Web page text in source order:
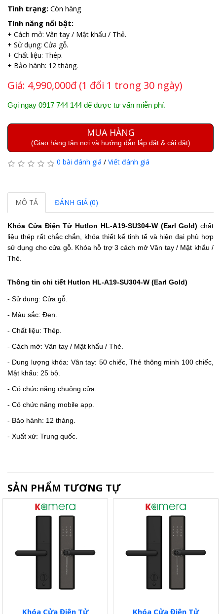
Tình trạng: Còn hàng
Tính năng nổi bật:
+ Cách mở: Vân tay / Mật khẩu / Thẻ.
+ Sử dụng: Cửa gỗ.
+ Chất liệu: Thép.
+ Bảo hành: 12 tháng.
Giá: 4,990,000đ (1 đổi 1 trong 30 ngày)
Gọi ngay 0917 744 144 để được tư vấn miễn phí.
MUA HÀNG
(Giao hàng tận nơi và hướng dẫn lắp đặt & cài đặt)
0 bài đánh giá / Viết đánh giá
MÔ TẢ ĐÁNH GIÁ (0)
Khóa Cửa Điện Tử Hutlon HL-A19-SU304-W (Earl Gold) chất
liệu thép rất chắc chắn, khóa thiết kế tinh tế và hiện đại phù hợp
sử dụng cho cửa gỗ. Khóa hỗ trợ 3 cách mở Vân tay / Mật khẩu /
Thẻ.
Thông tin chi tiết Hutlon HL-A19-SU304-W (Earl Gold)
- Sử dụng: Cửa gỗ.
- Màu sắc: Đen.
- Chất liệu: Thép.
- Cách mở: Vân tay / Mật khẩu / Thẻ.
- Dung lượng khóa: Vân tay: 50 chiếc, Thẻ thông minh 100 chiếc,
Mật khẩu: 25 bộ.
- Có chức năng chuông cửa.
- Có chức năng mobile app.
- Bảo hành: 12 tháng.
- Xuất xứ: Trung quốc.
SẢN PHẨM TƯƠNG TỰ
Khóa Cửa Điện Tử Khóa Cửa Điện Tử